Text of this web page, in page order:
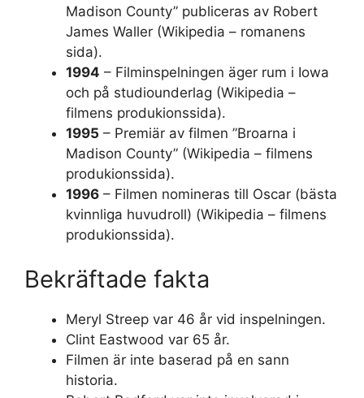
Madison County” publiceras av Robert
James Waller (Wikipedia – romanens
sida).
1994 – Filminspelningen äger rum i Iowa
och på studiounderlag (Wikipedia –
filmens produkionssida).
1995 – Premiär av filmen ”Broarna i
Madison County” (Wikipedia – filmens
produkionssida).
1996 – Filmen nomineras till Oscar (bästa
kvinnliga huvudroll) (Wikipedia – filmens
produkionssida).
Bekräftade fakta
Meryl Streep var 46 år vid inspelningen.
Clint Eastwood var 65 år.
Filmen är inte baserad på en sann
historia.